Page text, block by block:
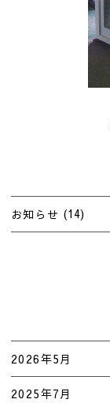
お知らせ (14)
2026年5月
2025年7月